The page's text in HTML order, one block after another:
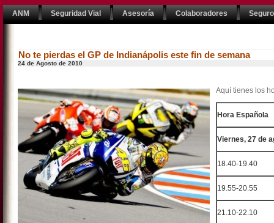
ANM Seguridad Vial Asesoría Colaboradores
No te pierdas el GP de Indianápolis este fin de semana
24 de Agosto de 2010
Aquí tienes los
Hora Española
Viernes, 27 de
18.40-19.40
19.55-20.55
21.10-22.10